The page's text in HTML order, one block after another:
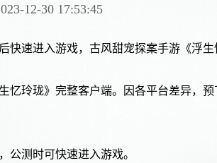
12-30 17:53:45
快速进入游戏，古风甜宠探案手游《浮
玲珑》完整客户端。因各平台差异，预
公测时可快速进入游戏。